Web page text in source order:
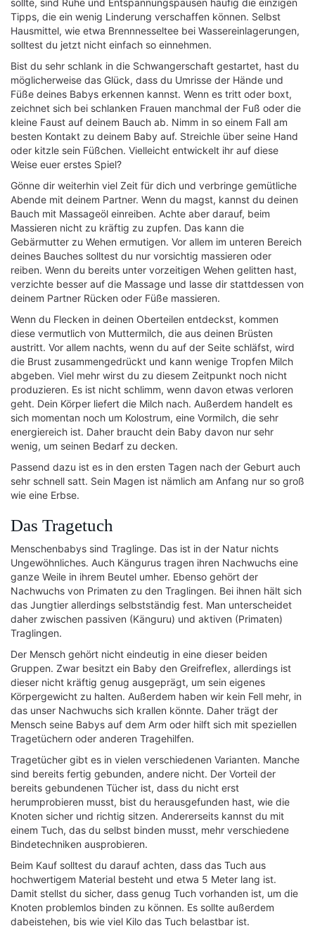
sollte, sind Ruhe und Entspannungspausen häufig die einzigen
Tipps, die ein wenig Linderung verschaffen können. Selbst
Hausmittel, wie etwa Brennnesseltee bei Wassereinlagerungen,
solltest du jetzt nicht einfach so einnehmen.
Bist du sehr schlank in die Schwangerschaft gestartet, hast du
möglicherweise das Glück, dass du Umrisse der Hände und
Füße deines Babys erkennen kannst. Wenn es tritt oder boxt,
zeichnet sich bei schlanken Frauen manchmal der Fuß oder die
kleine Faust auf deinem Bauch ab. Nimm in so einem Fall am
besten Kontakt zu deinem Baby auf. Streichle über seine Hand
oder kitzle sein Füßchen. Vielleicht entwickelt ihr auf diese
Weise euer erstes Spiel?
Gönne dir weiterhin viel Zeit für dich und verbringe gemütliche
Abende mit deinem Partner. Wenn du magst, kannst du deinen
Bauch mit Massageöl einreiben. Achte aber darauf, beim
Massieren nicht zu kräftig zu zupfen. Das kann die
Gebärmutter zu Wehen ermutigen. Vor allem im unteren Bereich
deines Bauches solltest du nur vorsichtig massieren oder
reiben. Wenn du bereits unter vorzeitigen Wehen gelitten hast,
verzichte besser auf die Massage und lasse dir stattdessen von
deinem Partner Rücken oder Füße massieren.
Wenn du Flecken in deinen Oberteilen entdeckst, kommen
diese vermutlich von Muttermilch, die aus deinen Brüsten
austritt. Vor allem nachts, wenn du auf der Seite schläfst, wird
die Brust zusammengedrückt und kann wenige Tropfen Milch
abgeben. Viel mehr wirst du zu diesem Zeitpunkt noch nicht
produzieren. Es ist nicht schlimm, wenn davon etwas verloren
geht. Dein Körper liefert die Milch nach. Außerdem handelt es
sich momentan noch um Kolostrum, eine Vormilch, die sehr
energiereich ist. Daher braucht dein Baby davon nur sehr
wenig, um seinen Bedarf zu decken.
Passend dazu ist es in den ersten Tagen nach der Geburt auch
sehr schnell satt. Sein Magen ist nämlich am Anfang nur so groß
wie eine Erbse.
Das Tragetuch
Menschenbabys sind Traglinge. Das ist in der Natur nichts
Ungewöhnliches. Auch Kängurus tragen ihren Nachwuchs eine
ganze Weile in ihrem Beutel umher. Ebenso gehört der
Nachwuchs von Primaten zu den Traglingen. Bei ihnen hält sich
das Jungtier allerdings selbstständig fest. Man unterscheidet
daher zwischen passiven (Känguru) und aktiven (Primaten)
Traglingen.
Der Mensch gehört nicht eindeutig in eine dieser beiden
Gruppen. Zwar besitzt ein Baby den Greifreflex, allerdings ist
dieser nicht kräftig genug ausgeprägt, um sein eigenes
Körpergewicht zu halten. Außerdem haben wir kein Fell mehr, in
das unser Nachwuchs sich krallen könnte. Daher trägt der
Mensch seine Babys auf dem Arm oder hilft sich mit speziellen
Tragetüchern oder anderen Tragehilfen.
Tragetücher gibt es in vielen verschiedenen Varianten. Manche
sind bereits fertig gebunden, andere nicht. Der Vorteil der
bereits gebundenen Tücher ist, dass du nicht erst
herumprobieren musst, bist du herausgefunden hast, wie die
Knoten sicher und richtig sitzen. Andererseits kannst du mit
einem Tuch, das du selbst binden musst, mehr verschiedene
Bindetechniken ausprobieren.
Beim Kauf solltest du darauf achten, dass das Tuch aus
hochwertigem Material besteht und etwa 5 Meter lang ist.
Damit stellst du sicher, dass genug Tuch vorhanden ist, um die
Knoten problemlos binden zu können. Es sollte außerdem
dabeistehen, bis wie viel Kilo das Tuch belastbar ist.